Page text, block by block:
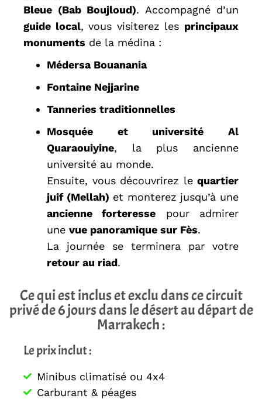
Bleue (Bab Boujloud). Accompagné d’un
guide local, vous visiterez les principaux
monuments de la médina :
Médersa Bouanania
Fontaine Nejjarine
Tanneries traditionnelles
Mosquée et université Al
Quaraouiyine, la plus ancienne
université au monde.
Ensuite, vous découvrirez le quartier
juif (Mellah) et monterez jusqu’à une
ancienne forteresse pour admirer
une vue panoramique sur Fès.
La journée se terminera par votre
retour au riad.
Ce qui est inclus et exclu dans ce circuit
privé de 6 jours dans le désert au départ de
Marrakech :
Le prix inclut :
Minibus climatisé ou 4x4
Carburant & péages